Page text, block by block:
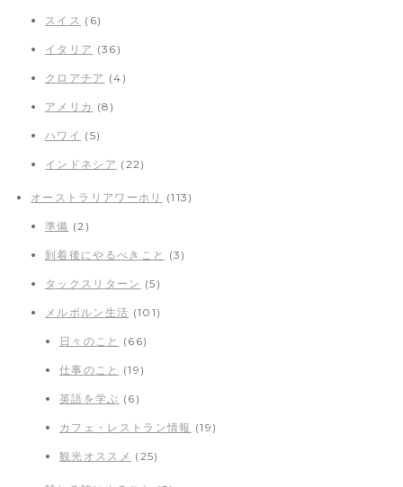
スイス (6)
イタリア (36)
クロアチア (4)
アメリカ (8)
ハワイ (5)
インドネシア (22)
オーストラリアワーホリ (113)
準備 (2)
到着後にやるべきこと (3)
タックスリターン (5)
メルボルン生活 (101)
日々のこと (66)
仕事のこと (19)
英語を学ぶ (6)
カフェ・レストラン情報 (19)
観光オススメ (25)